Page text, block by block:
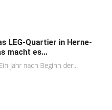
LEG-Quartier in Herne-
macht es...
Jahr nach Beginn der...